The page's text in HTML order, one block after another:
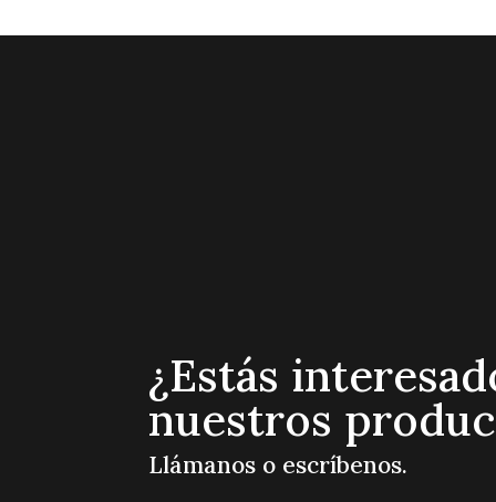
¿Estás
nuestros
Llámanos o escríbenos.